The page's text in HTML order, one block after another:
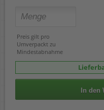
Preis gilt pro
Umverpackt zu
Mindestabnahme
In den